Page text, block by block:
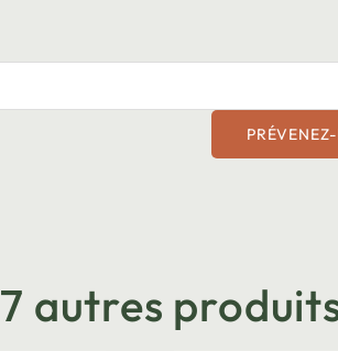
7 autres